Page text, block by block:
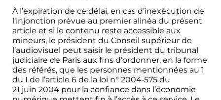
À l’expiration de ce délai, en cas d’inexécution de
l’injonction prévue au premier alinéa du présent
article et si le contenu reste accessible aux
mineurs, le président du Conseil supérieur de
l’audiovisuel peut saisir le président du tribunal
judiciaire de Paris aux fins d’ordonner, en la forme
des référés, que les personnes mentionnées au 1
du I de l’article 6 de la loi n° 2004‑575 du
21 juin 2004 pour la confiance dans l’économie